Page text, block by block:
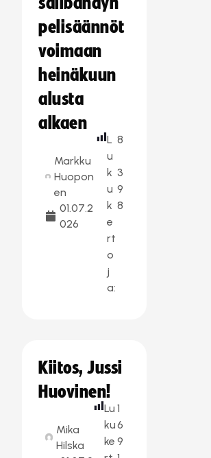
pelisäännöt
voimaan
heinäkuun
alusta
alkaen
Markku
Huopon
en
01.07.2
026
L
u
k
u
k
e
rt
o
j
a:
8
3
9
8
Kiitos, Jussi
Huovinen!
Mika
Hilska
Lu
ku
ke
1
6
9